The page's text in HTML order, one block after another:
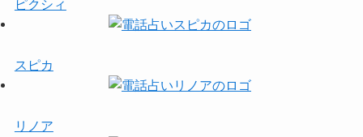
ピクシィ
スピカ
リノア